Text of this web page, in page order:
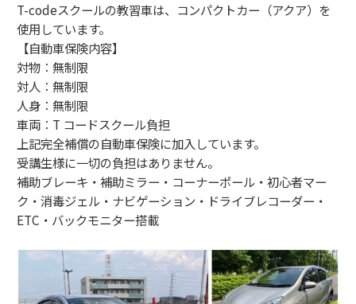
T-codeスクールの教習車は、コンパクトカー（アクア）を
使用しています。
【自動車保険内容】
対物：無制限
対人：無制限
人身：無制限
車両：T コードスクール負担
上記完全補償の自動車保険に加入しています。
受講生様に一切の負担はありません。
補助ブレーキ・補助ミラー・コーナーポール・初心者マー
ク・消毒ジェル・ナビゲーション・ドライブレコーダー・
ETC・バックモニター搭載